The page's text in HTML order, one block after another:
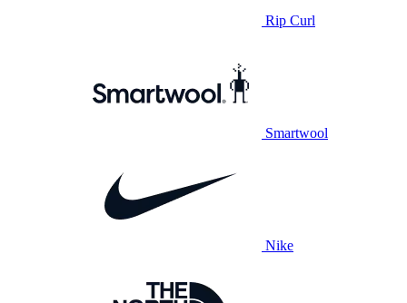
Rip Curl
Smartwool
Nike